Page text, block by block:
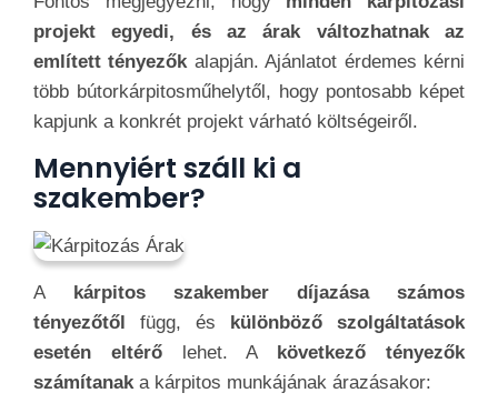
projekt egyedi, és az árak változhatnak az
említett tényezők alapján. Ajánlatot érdemes kérni
több bútorkárpitosműhelytől, hogy pontosabb képet
kapjunk a konkrét projekt várható költségeiről.
Mennyiért száll ki a
szakember?
A kárpitos szakember díjazása számos
tényezőtől függ, és különböző szolgáltatások
esetén eltérő lehet. A következő tényezők
számítanak a kárpitos munkájának árazásakor: